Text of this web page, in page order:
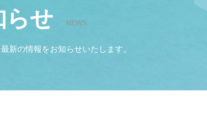
らせ NEWS
新の情報をお知らせいたします。